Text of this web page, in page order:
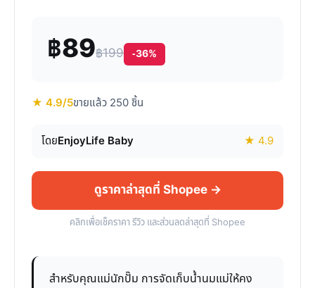
฿89฿199 -36%
★ 4.9/5ขายแล้ว 250 ชิ้น
โดยEnjoyLife Baby ★ 4.9
ดูราคาล่าสุดที่ Shopee →
คลิกเพื่อเช็คราคา รีวิว และส่วนลดล่าสุดที่ Shopee
สำหรับคุณแม่นักปั๊ม การจัดเก็บน้ำนมแม่ให้คง